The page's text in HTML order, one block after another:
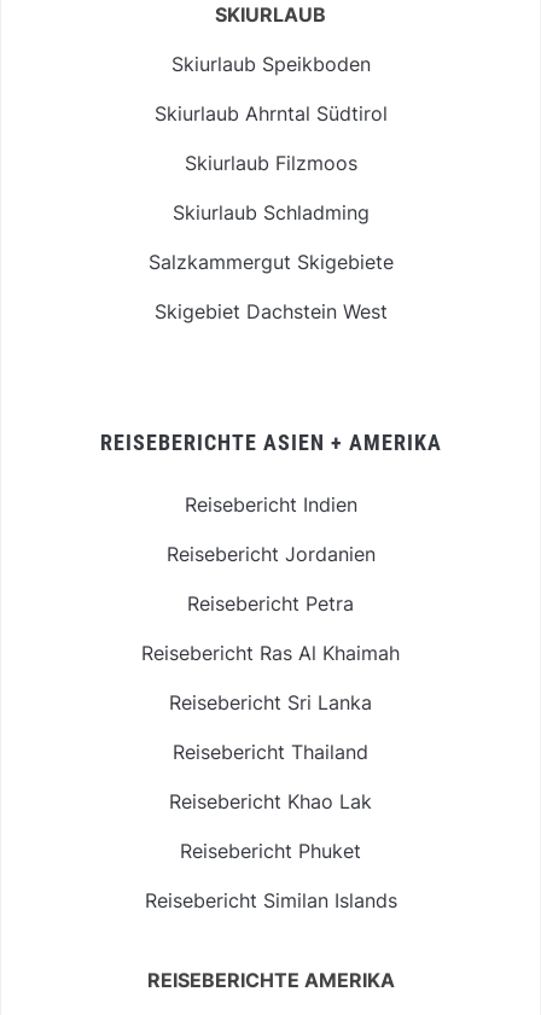
SKIURLAUB
Skiurlaub Speikboden
Skiurlaub Ahrntal Südtirol
Skiurlaub Filzmoos
Skiurlaub Schladming
Salzkammergut Skigebiete
Skigebiet Dachstein West
REISEBERICHTE ASIEN + AMERIKA
Reisebericht Indien
Reisebericht Jordanien
Reisebericht Petra
Reisebericht Ras Al Khaimah
Reisebericht Sri Lanka
Reisebericht Thailand
Reisebericht Khao Lak
Reisebericht Phuket
Reisebericht Similan Islands
REISEBERICHTE AMERIKA